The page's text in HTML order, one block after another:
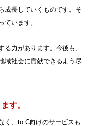
成長していくものです。そ
ています。
る力があります。今後も、
域社会に貢献できるよう尽
す。
く、to C向けのサービスも